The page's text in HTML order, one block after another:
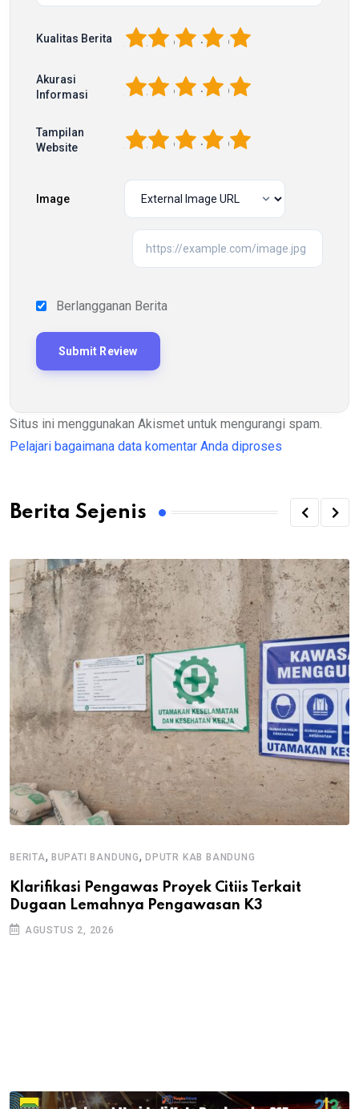
Kualitas Berita 5
4
3
2
Akurasi
Informasi
5
4
3
2
Tampilan
Website
5
4
3
2
Image
Berlangganan Berita
Situs ini menggunakan Akismet untuk mengurangi spam.
Pelajari bagaimana data komentar Anda diproses
Berita Sejenis
BERITA, BUPATI BANDUNG,DPUTR KAB BANDUNG
Klarifikasi Pengawas Proyek Citiis Terkait
Dugaan Lemahnya Pengawasan K3
AGUSTUS 2, 2026